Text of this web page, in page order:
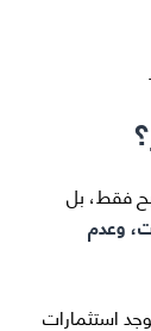
.
فقط، بل
وعدم
استثمارات